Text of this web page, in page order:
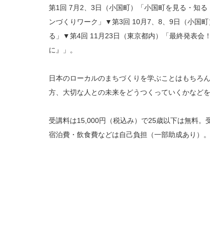
第1回 7月2、3日（小国町）「小国町を見る・知
ンづくりワーク」▼第3回 10月7、8、9日（小国
る」▼第4回 11月23日（東京都内）「最終発表会
に』」。
日本のローカルのまちづくりを学ぶことはもちろ
方、大切な人との未来をどうつくっていくかなど
受講料は15,000円（税込み）で25歳以下は無料。
宿泊費・飲食費などは自己負担（一部助成あり）。